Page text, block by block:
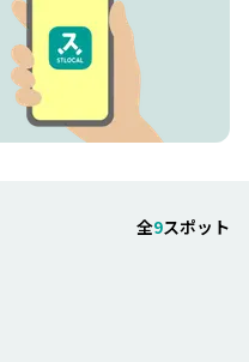
全9スポット